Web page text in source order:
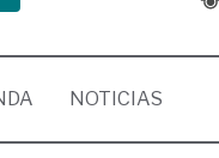
NOTICIAS